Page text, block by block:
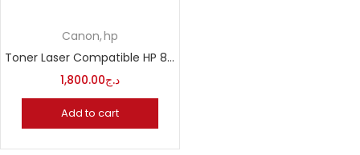
Canon hp
Toner Laser Compatible HP 83A CF283A CRG 737
د.ج1,800.00
Add to cart